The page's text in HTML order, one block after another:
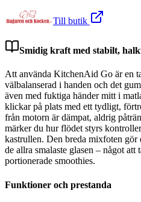
Till butik
Smidig kraft med stabilt,
Att använda KitchenAid Go är en
välbalanserad i handen och det
även med fuktiga händer mitt i
klickar på plats med ett tydligt,
från motorn är dämpat, aldrig
märker du hur flödet styrs
kastrullen. Den breda mixfoten
de allra smalaste glasen – något
portionerade smoothies.
Funktioner och prestanda